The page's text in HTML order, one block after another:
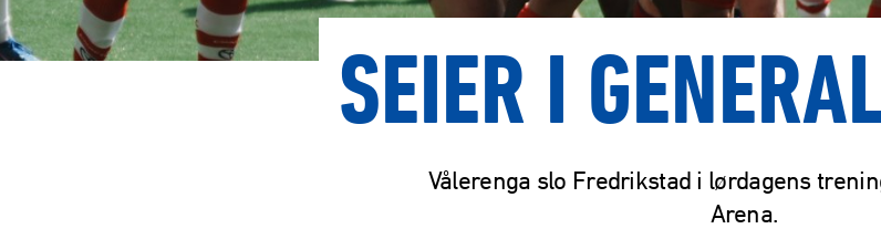
SEIER I
Vålerenga slo Fredrikstad i lørdagens
Arena.